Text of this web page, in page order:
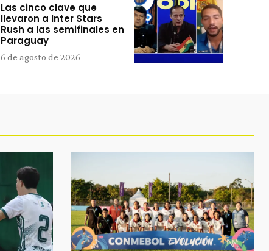
Las cinco clave que
llevaron a Inter Stars
Rush a las semifinales en
Paraguay
6 de agosto de 2026